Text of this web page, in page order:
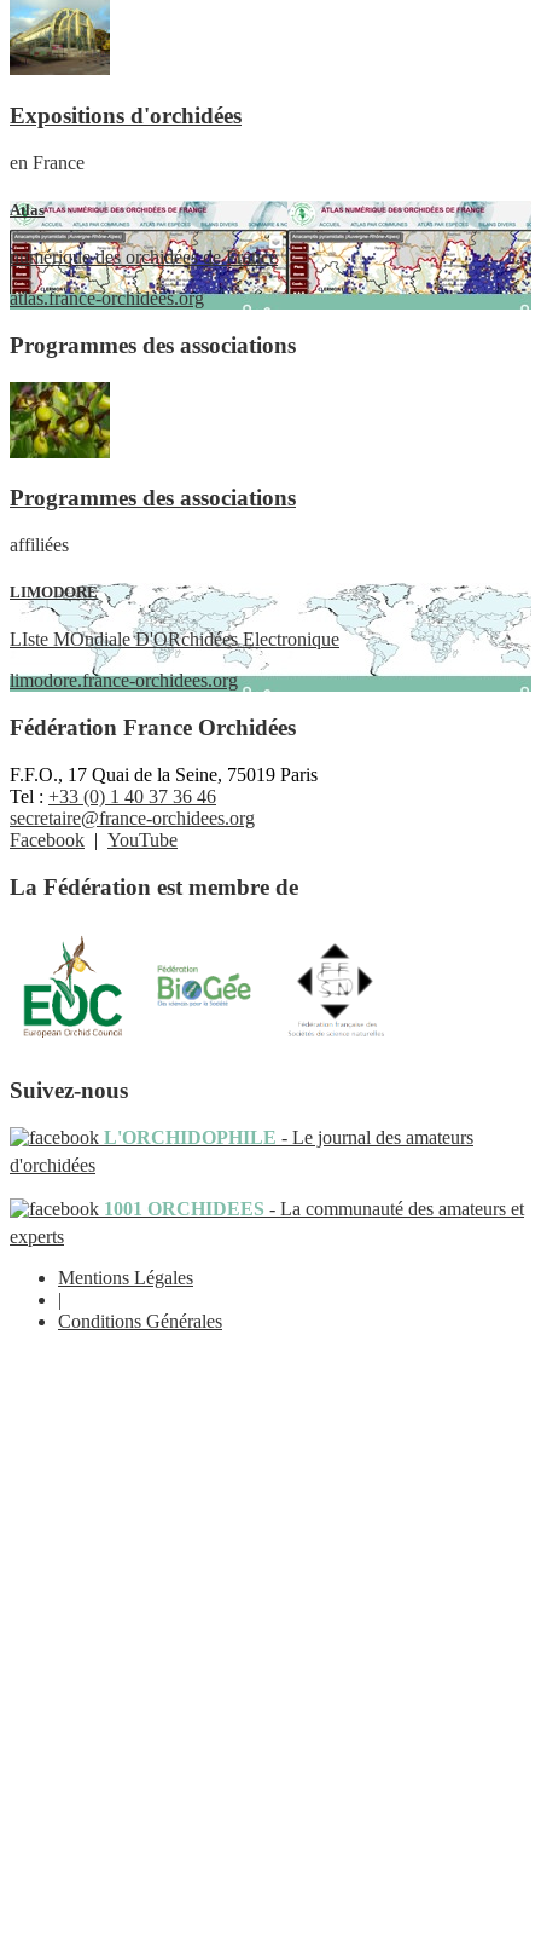
Expositions d'orchidées
en France
Atlas
numérique des orchidées de France
atlas.france-orchidees.org
Programmes des associations
Programmes des associations
affiliées
LIMODORE
LIste MOndiale D'ORchidées Electronique
limodore.france-orchidees.org
Fédération France Orchidées
F.F.O., 17 Quai de la Seine, 75019 Paris
Tel : +33 (0) 1 40 37 36 46
secretaire@france-orchidees.org
Facebook | YouTube
La Fédération est membre de
Suivez-nous
L'ORCHIDOPHILE - Le journal des amateurs
d'orchidées
1001 ORCHIDEES - La communauté des amateurs et
experts
Mentions Légales
|
Conditions Générales